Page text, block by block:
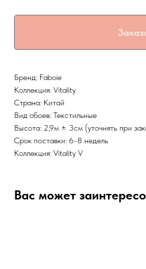
Бренд: Faboie
Коллекция: Vitality
Страна: Китай
Вид обоев: Текстильные
Высота: 2,9м ± 3см (уточнять при
Срок поставки: 6-8 недель
Коллекция: Vitality V
Вас может